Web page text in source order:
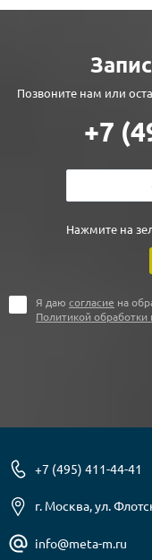
Позвоните нам или
+7
Нажмите на
Я даю согласие на
Политикой
+7 (495) 411-44-41
г. Москва, ул.
info@meta-m.ru